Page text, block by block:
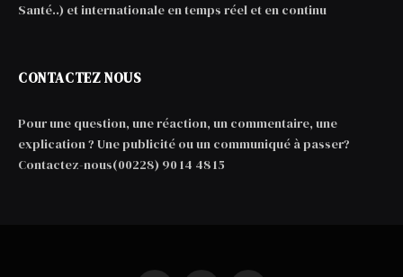
Santé..) et internationale en temps réel et en continu
CONTACTEZ NOUS
Pour une question, une réaction, un commentaire, une
explication ? Une publicité ou un communiqué à passer?
Contactez-nous(00228) 90 14 48 15